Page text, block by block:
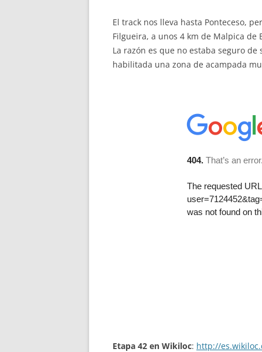
El track nos lleva hasta Ponteceso,
Filgueira, a unos 4 km de Malpica de
La razón es que no estaba seguro
habilitada una zona de acampada
Etapa 42 en Wikiloc: http://